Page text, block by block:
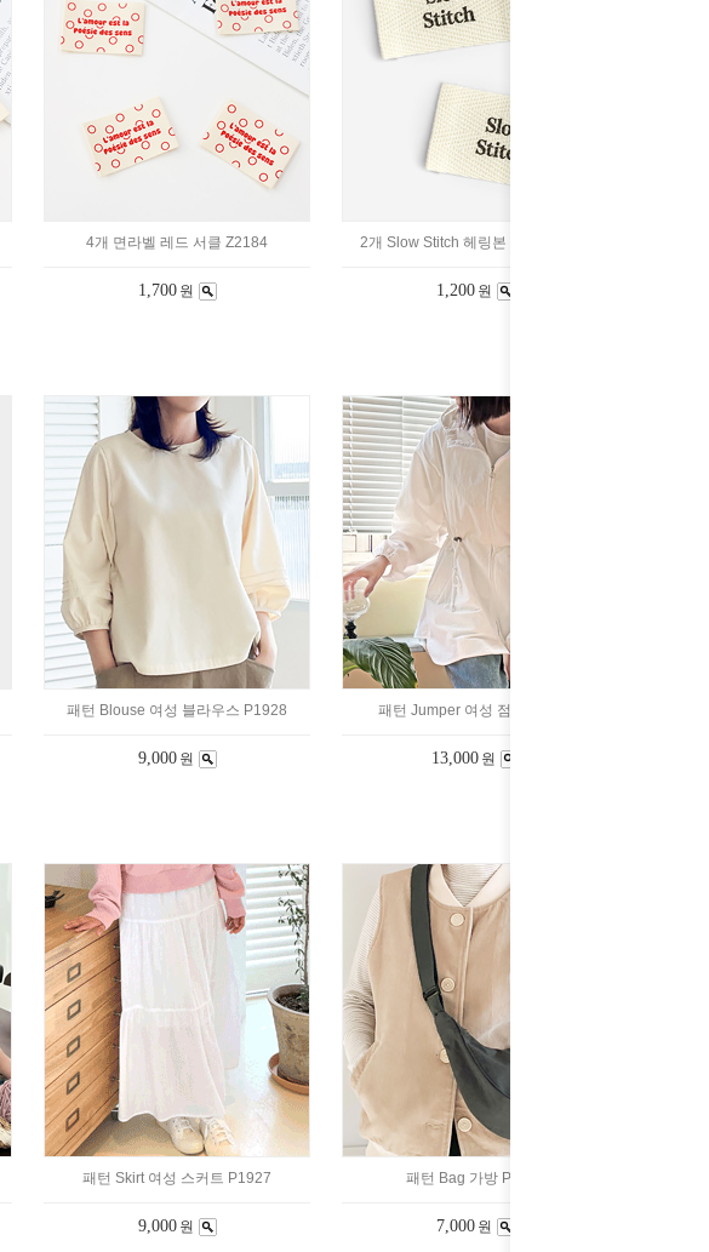
4개 면라벨 레드 서클 Z2184
1,700 원
2개 Slow Stitch 헤링본 라벨 72-274
1,200 원
패턴 Blouse 여성 블라우스 P1928
9,000 원
패턴 Jumper 여성 점퍼 P1949
13,000 원
패턴 Skirt 여성 스커트 P1927
9,000 원
패턴 Bag 가방 P1935
7,000 원